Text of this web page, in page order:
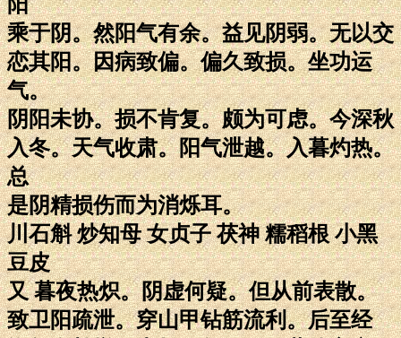
乘于阴。然阳气有余。益见阴弱。无以交
恋其阳。因病致偏。偏久致损。坐功运
气。
阴阳未协。损不肯复。颇为可虑。今深秋
入冬。天气收肃。阳气泄越。入暮灼热。
总
是阴精损伤而为消烁耳。
川石斛 炒知母 女贞子 茯神 糯稻根 小黑
豆皮
又 暮夜热炽。阴虚何疑。但从前表散。
致卫阳疏泄。穿山甲钻筋流利。后至经